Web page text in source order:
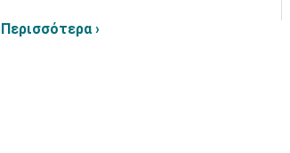
Περισσότερα ›